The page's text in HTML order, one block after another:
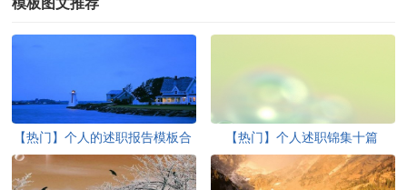
【热门】个人的述职报告模板合
集七篇
【热门】个人述职锦集十篇